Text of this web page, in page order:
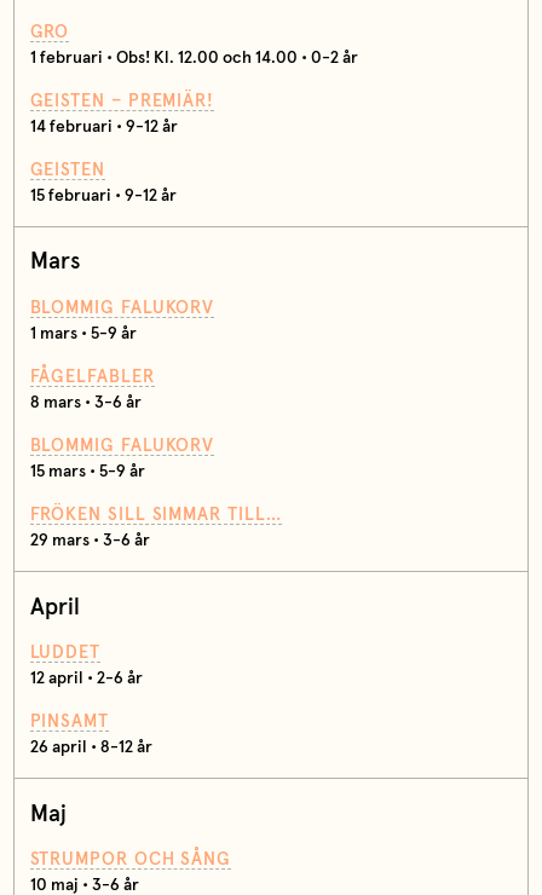
GRO
1 februari • Obs! Kl. 12.00 och 14.00 • 0-2 år
GEISTEN – PREMIÄR!
14 februari • 9-12 år
GEISTEN
15 februari • 9-12 år
Mars
BLOMMIG FALUKORV
1 mars • 5-9 år
FÅGELFABLER
8 mars • 3-6 år
BLOMMIG FALUKORV
15 mars • 5-9 år
FRÖKEN SILL SIMMAR TILL…
29 mars • 3-6 år
April
LUDDET
12 april • 2-6 år
PINSAMT
26 april • 8-12 år
Maj
STRUMPOR OCH SÅNG
10 maj • 3-6 år